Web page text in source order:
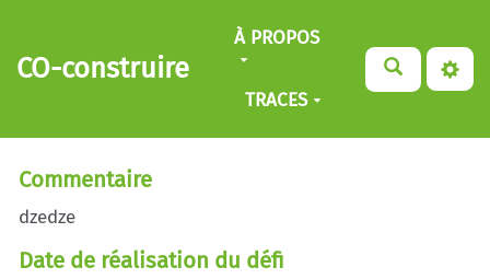
Aller au contenu principal
CO-construire
À PROPOS
TRACES
Commentaire
dzedze
Date de réalisation du défi